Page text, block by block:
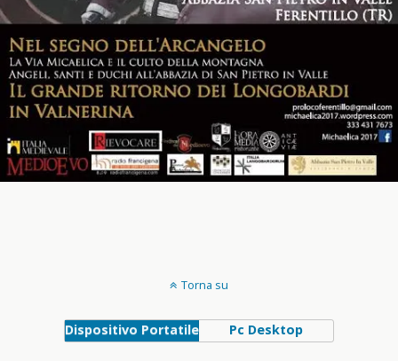
Torna su
Dispositivo Portatile Pc Desktop